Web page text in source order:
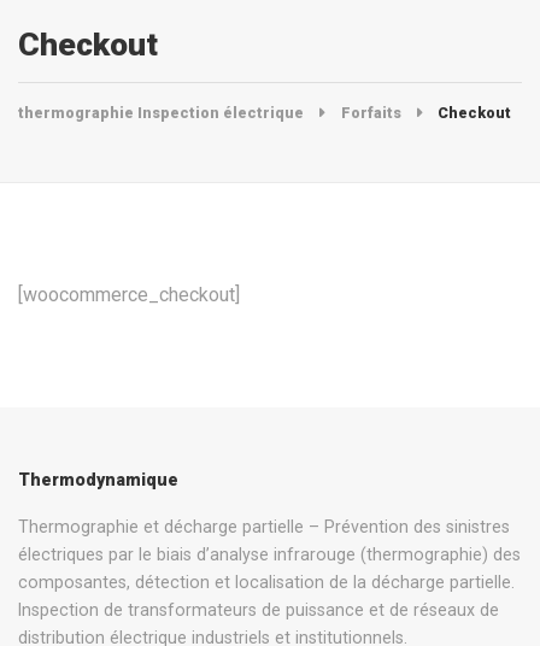
Checkout
thermographie Inspection électrique Forfaits Checkout
[woocommerce_checkout]
Thermodynamique
Thermographie et décharge partielle – Prévention des sinistres
électriques par le biais d’analyse infrarouge (thermographie) des
composantes, détection et localisation de la décharge partielle.
Inspection de transformateurs de puissance et de réseaux de
distribution électrique industriels et institutionnels.